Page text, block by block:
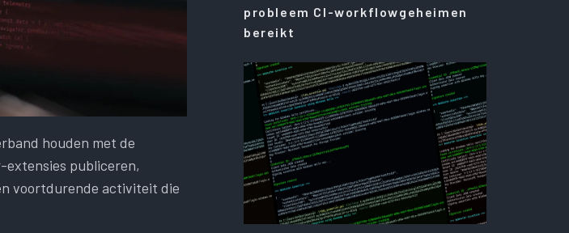
houden met de
extensies publiceren,
voortdurende activiteit die
probleem CI-workflowgeheimen
bereikt